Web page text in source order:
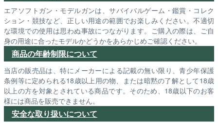
エアソフトガン・モデルガンは、サバイバルゲーム・鑑賞・コレク
ション・競技など、正しい用途の範囲でお楽しみください。不適切
な環境での使用は思わぬ事故につながります。ご購入の際は、ご自
身の用途に合ったモデルかどうかをあらかじめご確認ください。
商品の年齢制限について
当店の販売品は、特にメーカーによる記載の無い限り、青少年保護
条例等に定められる18歳以上用の物、または暗黙の了解として18歳
以上の方を対象とされている商品です。そのため、18歳以下のお客
様には商品を販売できません。
安全な取り扱いについて